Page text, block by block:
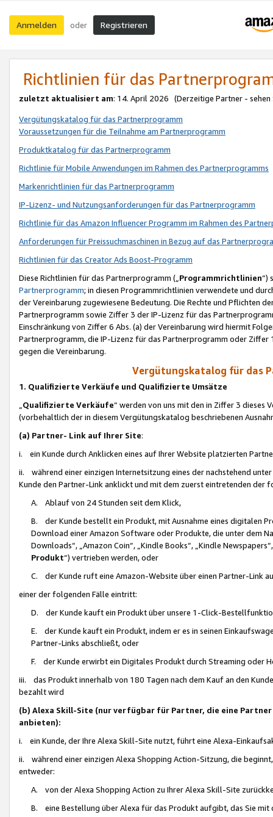
Anmelden oder Registrieren
Richtlinien für das
zuletzt aktualisiert am: 14. April 2026 (Derzeitige Partner - sehen
Vergütungskatalog für das Partnerprogramm
Voraussetzungen für die Teilnahme am Partnerprogramm
Produktkatalog für das Partnerprogramm
Richtlinie für Mobile Anwendungen im Rahmen des Partnerprogramms
Markenrichtlinien für das Partnerprogramm
IP-Lizenz- und Nutzungsanforderungen für das Partnerprogramm
Richtlinie für das Amazon Influencer Programm im Rahmen des
Anforderungen für Preissuchmaschinen in Bezug auf das
Richtlinien für das Creator Ads Boost-Programm
Diese Richtlinien für das Partnerprogramm („Programmrichtlinien“)
Partnerprogramm; in diesen Programmrichtlinien verwendete und
der Vereinbarung zugewiesene Bedeutung. Die Rechte und Pflichten
Partnerprogramm sowie Ziffer 3 der IP-Lizenz für das
Einschränkung von Ziffer 6 Abs. (a) der Vereinbarung wird hiermit
Partnerprogramm, die IP-Lizenz für das Partnerprogramm oder
gegen die Vereinbarung.
Vergütungskatalog für das
1. Qualifizierte Verkäufe und Qualifizierte Umsätze
Qualifizierte Verkäufe“ werden von uns mit den in Ziffer 3
(vorbehaltlich der in diesem Vergütungskatalog beschriebenen
(a) Partner- Link auf Ihrer Site:
i. ein Kunde durch Anklicken eines auf Ihrer Website platzierten
ii. während einer einzigen Internetsitzung eines der nachstehend
Kunde den Partner-Link anklickt und mit dem zuerst eintretenden der
A. Ablauf von 24 Stunden seit dem Klick,
B. der Kunde bestellt ein Produkt, mit Ausnahme eines digitalen
Download einer Amazon Software oder Produkte, die unter dem
Downloads“, „Amazon Coin“, „Kindle Books“, „Kindle
Produkt“) vertrieben werden, oder
C. der Kunde ruft eine Amazon-Website über einen Partner-Link
einer der folgenden Fälle eintritt:
D. der Kunde kauft ein Produkt über unsere 1-Click-
E. der Kunde kauft ein Produkt, indem er es in seinen
Partner-Links abschließt, oder
F. der Kunde erwirbt ein Digitales Produkt durch Streaming oder
iii. das Produkt innerhalb von 180 Tagen nach dem Kauf an den
bezahlt wird
(b) Alexa Skill-Site (nur verfügbar für Partner, die eine
anbieten):
i. ein Kunde, der Ihre Alexa Skill-Site nutzt, führt eine Alexa-
ii. während einer einzigen Alexa Shopping Action-Sitzung, die
entweder:
A. von der Alexa Shopping Action zu Ihrer Alexa Skill-Site
B. eine Bestellung über Alexa für das Produkt aufgibt, das Sie mit